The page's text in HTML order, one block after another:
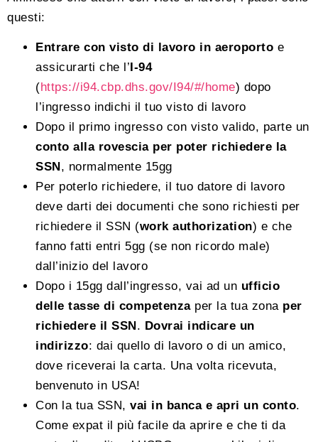
questi:
Entrare con visto di lavoro in aeroporto e
assicurarti che l’ I-94
(https://i94.cbp.dhs.gov/I94/#/home) dopo
l’ingresso indichi il tuo visto di lavoro
Dopo il primo ingresso con visto valido, parte un
conto alla rovescia per poter richiedere la
SSN , normalmente 15gg
Per poterlo richiedere, il tuo datore di lavoro
deve darti dei documenti che sono richiesti per
richiedere il SSN (work authorization) e che
fanno fatti entri 5gg (se non ricordo male)
dall’inizio del lavoro
Dopo i 15gg dall’ingresso, vai ad un ufficio
delle tasse di competenza per la tua zona per
richiedere il SSN . Dovrai indicare un
indirizzo: dai quello di lavoro o di un amico,
dove riceverai la carta. Una volta ricevuta,
benvenuto in USA!
Con la tua SSN, vai in banca e apri un conto.
Come expat il più facile da aprire e che ti da